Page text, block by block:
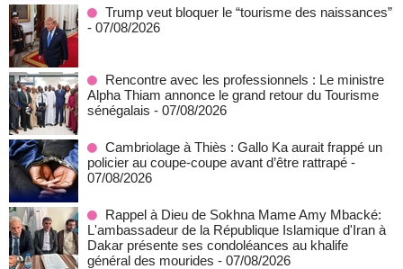
Trump veut bloquer le “tourisme des naissances”
- 07/08/2026
Rencontre avec les professionnels : Le ministre
Alpha Thiam annonce le grand retour du Tourisme
sénégalais - 07/08/2026
Cambriolage à Thiès : Gallo Ka aurait frappé un
policier au coupe-coupe avant d’être rattrapé -
07/08/2026
Rappel à Dieu de Sokhna Mame Amy Mbacké:
L'ambassadeur de la République Islamique d'Iran à
Dakar présente ses condoléances au khalife
général des mourides - 07/08/2026